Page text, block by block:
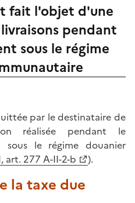
fait l'objet d'une
pendant
sous le régime
par le destinataire de
réalisée pendant le
le régime douanier
art. 277 A-II-2-b ).
la taxe due